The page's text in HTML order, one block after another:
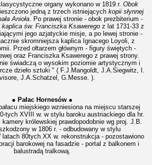
organy wykonano w 1819 r. Obok
jedną z trzech istniejących kopii słynnej
Anioła. Po prawej stronie - obok prezbiterium -
kaplica św. Franciszka Ksaweregoz lat 1731-33 z
jego azjatyckie misje, a po lewej stronie -
skromniejsza kaplica Ignacego Loyoli, z
Przed ołtarzem głównym - figury świętych -
oraz Franciszka Ksawerego z prawej strony.
świadczą o wysokim poziomie artystycznym i
dzieło sztuki " ( F.J.Mangoldt, J.A.Siegwitz, I.
J.A.Schatzel, G.Messe. ).
● Pałac Hornesów ●
miejskiego wzniesiona na miejscu starszej
tych XVIII w. w stylu baroku austriackiego dla hr.
kamery królewskiej prawdopodobnie wg proj. J.B.
w 1806 r. - odbudowany w stylu
80tych XX w. rekonstrukcja - pozostawiono
barokowej na fasadzie - portal z balkonem i
balustradą tralkową.